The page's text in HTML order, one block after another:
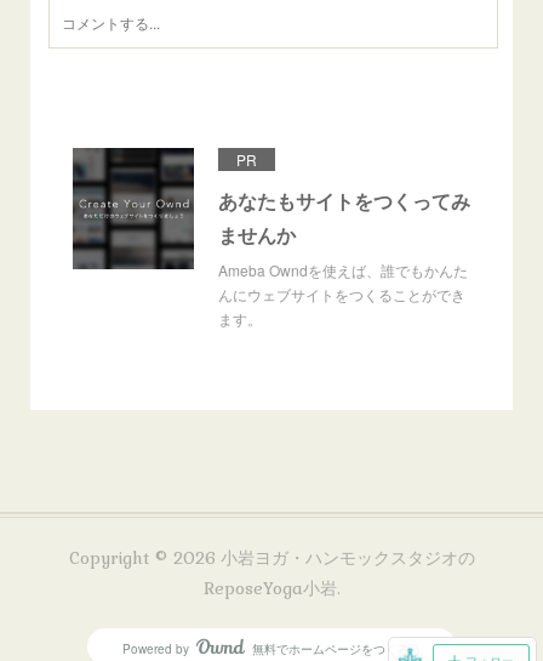
PR
あなたもサイトをつくってみ
ませんか
Ameba Owndを使えば、誰でもかんた
んにウェブサイトをつくることができ
ます。
Copyright © 2026 小岩ヨガ・ハンモックスタジオの
ReposeYoga小岩.
Powered by 無料でホームページをつくろう